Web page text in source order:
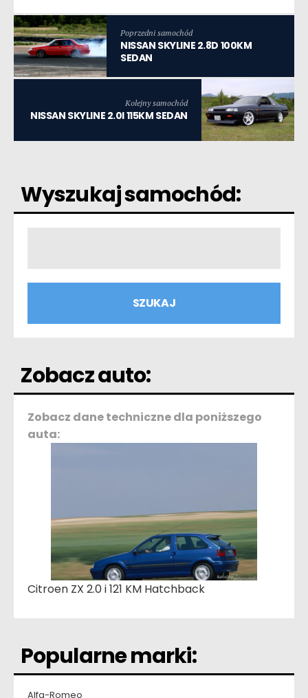
Poprzedni samochód
NISSAN SKYLINE 2.8D 100KM
SEDAN
Kolejny samochód
NISSAN SKYLINE 2.0I 115KM SEDAN
Wyszukaj samochód:
Zobacz auto:
Zobacz dane techniczne dla poniższego
auta:
Citroen ZX 2.0 i 121 KM Hatchback
Popularne marki:
Alfa-Romeo